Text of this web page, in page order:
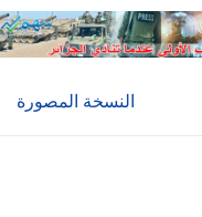
النسخة المصورة